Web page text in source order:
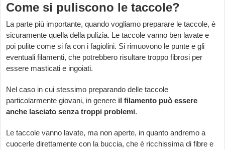
Come si puliscono le taccole?
La parte più importante, quando vogliamo preparare le taccole, è
sicuramente quella della pulizia. Le taccole vanno ben lavate e
poi pulite come si fa con i fagiolini. Si rimuovono le punte e gli
eventuali filamenti, che potrebbero risultare troppo fibrosi per
essere masticati e ingoiati.
Nel caso in cui stessimo preparando delle taccole
particolarmente giovani, in genere il filamento può essere
anche lasciato senza troppi problemi.
Le taccole vanno lavate, ma non aperte, in quanto andremo a
cuocerle direttamente con la buccia, che è ricchissima di fibre e